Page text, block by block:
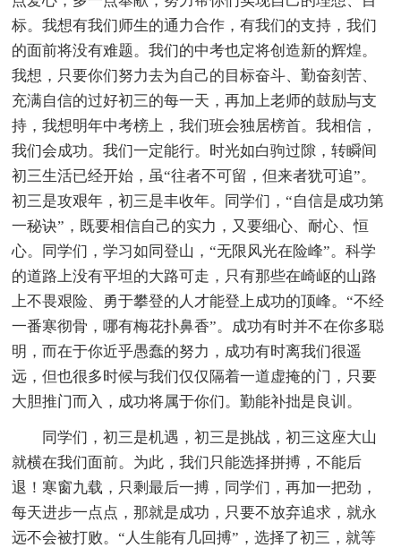
标。我想有我们师生的通力合作，有我们的支持，我们
的面前将没有难题。我们的中考也定将创造新的辉煌。
我想，只要你们努力去为自己的目标奋斗、勤奋刻苦、
充满自信的过好初三的每一天，再加上老师的鼓励与支
持，我想明年中考榜上，我们班会独居榜首。我相信，
我们会成功。我们一定能行。时光如白驹过隙，转瞬间
初三生活已经开始，虽“往者不可留，但来者犹可追”。
初三是攻艰年，初三是丰收年。同学们，“自信是成功第
一秘诀”，既要相信自己的实力，又要细心、耐心、恒
心。同学们，学习如同登山，“无限风光在险峰”。科学
的道路上没有平坦的大路可走，只有那些在崎岖的山路
上不畏艰险、勇于攀登的人才能登上成功的顶峰。“不经
一番寒彻骨，哪有梅花扑鼻香”。成功有时并不在你多聪
明，而在于你近乎愚蠢的努力，成功有时离我们很遥
远，但也很多时候与我们仅仅隔着一道虚掩的门，只要
大胆推门而入，成功将属于你们。勤能补拙是良训。
同学们，初三是机遇，初三是挑战，初三这座大山
就横在我们面前。为此，我们只能选择拼搏，不能后
退！寒窗九载，只剩最后一搏，同学们，再加一把劲，
每天进步一点点，那就是成功，只要不放弃追求，就永
远不会被打败。“人生能有几回搏”，选择了初三，就等